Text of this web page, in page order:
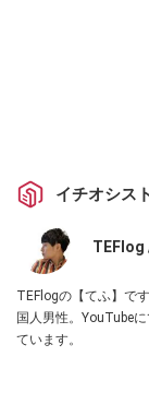
イチオシスト
TEFlog
TEFlogの【てふ】で
国人男性。YouTube
ています。